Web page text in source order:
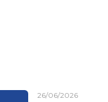
26/06/2026